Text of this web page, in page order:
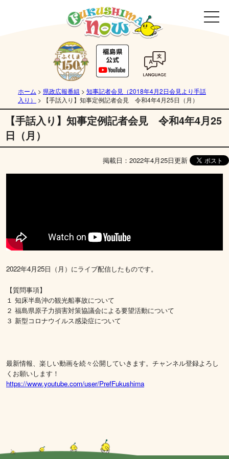
ホーム > 県政広報番組 > 知事記者会見（2018年4月2日会見より手話
入り）
> 【手話入り】知事定例記者会見 令和4年4月25日（月）
【手話入り】知事定例記者会見 令和4年4月25
日（月）
掲載日：2022年4月25日更新
2022年4月25日（月）にライブ配信したものです。
【質問事項】
１ 知床半島沖の観光船事故について
２ 福島県原子力損害対策協議会による要望活動について
３ 新型コロナウイルス感染症について
最新情報、楽しい動画を続々公開していきます。チャンネル登録よろし
くお願いします！
https://www.youtube.com/user/PrefFukushima